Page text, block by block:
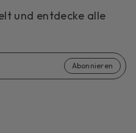
und entdecke alle
Abonnieren